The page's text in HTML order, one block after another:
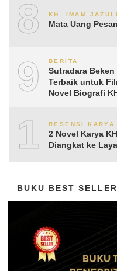
8 KH. IMAM
Mata Uang
9 BERITA
Sutradara
Terbaik untuk
Novel Biografi
10RESENSI KARYA
2 Novel Karya
Diangkat ke
BUKU BEST